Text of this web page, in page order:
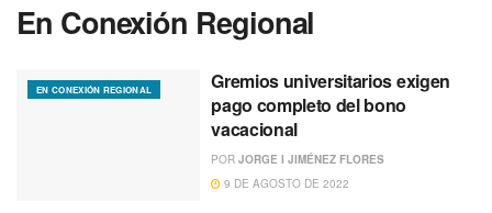
En Conexión Regional
EN CONEXIÓN REGIONAL
Gremios universitarios exigen
pago completo del bono
vacacional
POR JORGE I JIMÉNEZ FLORES
9 DE AGOSTO DE 2022